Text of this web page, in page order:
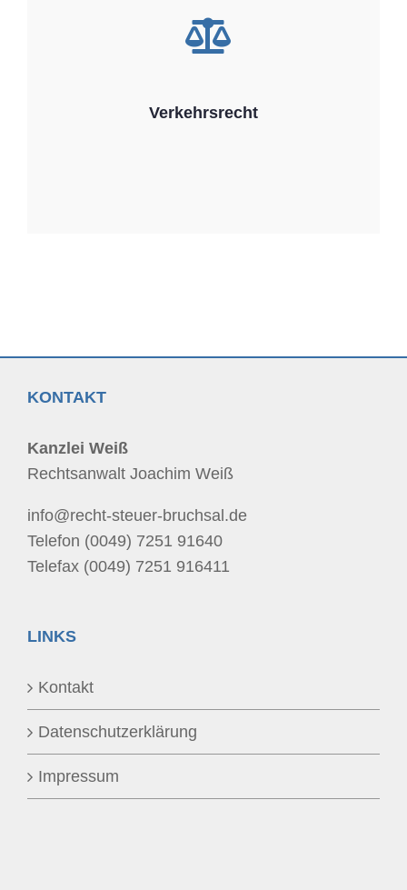
Verkehrsrecht
KONTAKT
Kanzlei Weiß
Rechtsanwalt Joachim Weiß
info@recht-steuer-bruchsal.de
Telefon (0049) 7251 91640
Telefax (0049) 7251 916411
LINKS
Kontakt
Datenschutzerklärung
Impressum